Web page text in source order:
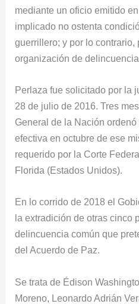
mediante un oficio emitido
implicado no ostenta
guerrillero; y por lo contrario,
organización de
Perlaza fue solicitado por la
28 de julio de 2016. Tres
General de la Nación
efectiva en octubre de ese
requerido por la Corte
Florida (Estados Unidos).
En lo corrido de 2018 el
la extradición de otras cinco
delincuencia común que
del Acuerdo de Paz.
Se trata de Édison
Moreno, Leonardo Adrián